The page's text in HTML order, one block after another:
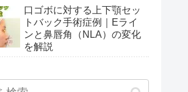
口ゴボに対する上下顎セッ
トバック手術症例｜Eライ
ンと鼻唇角（NLA）の変化
を解説